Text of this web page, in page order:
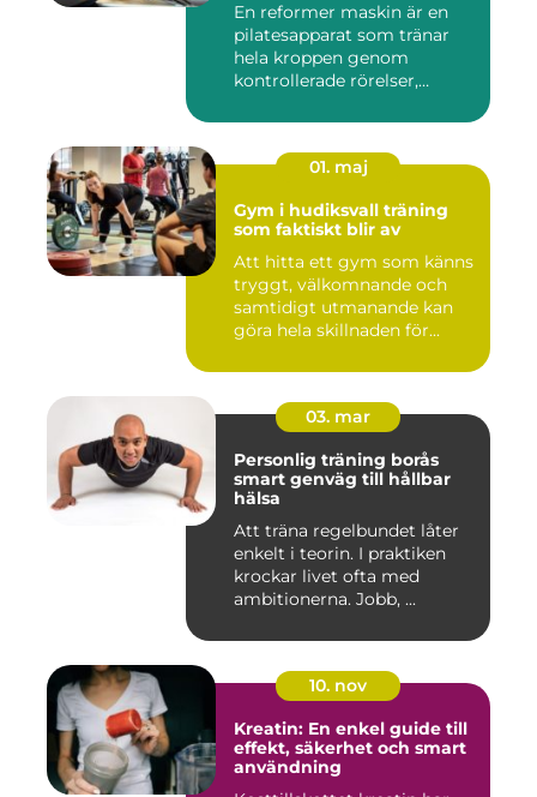
En reformer maskin är en
pilatesapparat som tränar
hela kroppen genom
kontrollerade rörelser,
01. maj
Gym i hudiksvall träning
som faktiskt blir av
Att hitta ett gym som känns
tryggt, välkomnande och
samtidigt utmanande kan
göra hela skillnaden för...
03. mar
Personlig träning borås
smart genväg till hållbar
hälsa
Att träna regelbundet låter
enkelt i teorin. I praktiken
krockar livet ofta med
ambitionerna. Jobb, ...
10. nov
Kreatin: En enkel guide till
effekt, säkerhet och smart
användning